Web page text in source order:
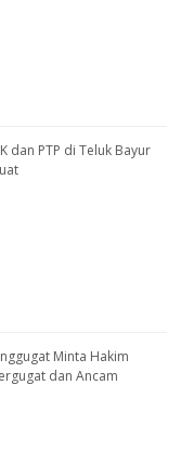
dan PTP di Teluk Bayur
Minta Hakim
dan Ancam